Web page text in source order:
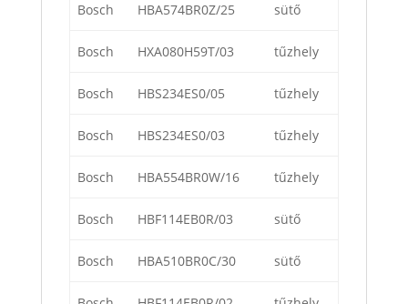
Bosch HBA574BR0Z/25 sütő
Bosch HXA080H59T/03 tűzhely
Bosch HBS234ES0/05 tűzhely
Bosch HBS234ES0/03 tűzhely
Bosch HBA554BR0W/16 tűzhely
Bosch HBF114EB0R/03 sütő
Bosch HBA510BR0C/30 sütő